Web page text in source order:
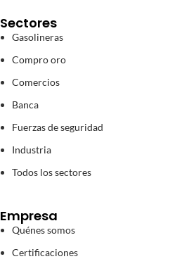
Sectores
Gasolineras
Compro oro
Comercios
Banca
Fuerzas de seguridad
Industria
Todos los sectores
Empresa
Quénes somos
Certificaciones